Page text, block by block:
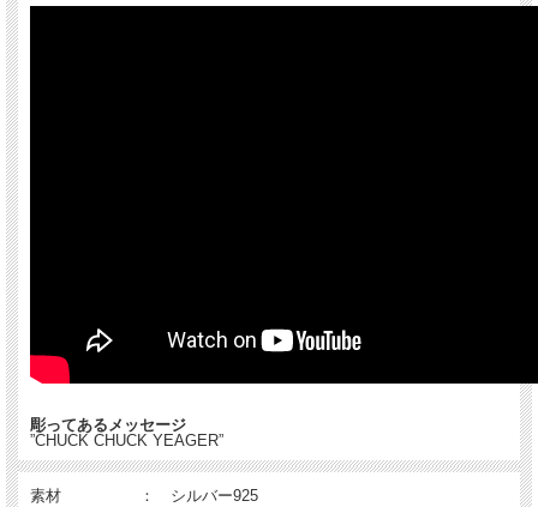
彫ってあるメッセージ
”CHUCK CHUCK YEAGER”
素材 ： シルバー925